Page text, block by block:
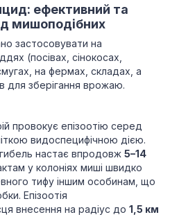
ефективний та
мишоподібних
застосовувати на
(посівах, сінокосах,
на фермах, складах, а
для зберігання врожаю.
провокує епізоотію серед
видоспецифічною дією.
настає впродовж 5–14
у колоніях миші швидко
тифу іншим особинам, що
Епізоотія
внесення на радіус до 1,5 км